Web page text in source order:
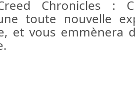
Creed Chronicles :
toute nouvelle
et vous emmènera